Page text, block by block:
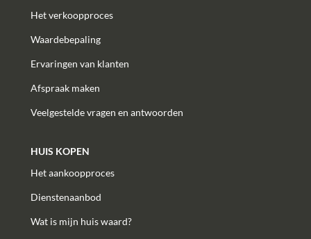
Het verkoopproces
Waardebepaling
Ervaringen van klanten
Afspraak maken
Veelgestelde vragen en antwoorden
HUIS KOPEN
Het aankoopproces
Dienstenaanbod
Wat is mijn huis waard?